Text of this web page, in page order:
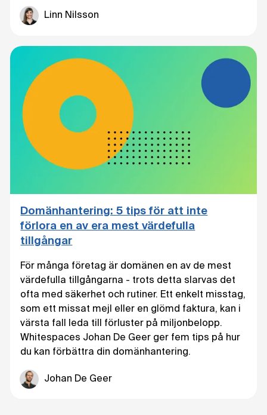
Linn Nilsson
Domänhantering: 5 tips för att inte
förlora en av era mest värdefulla
tillgångar
För många företag är domänen en av de mest
värdefulla tillgångarna - trots detta slarvas det
ofta med säkerhet och rutiner. Ett enkelt misstag,
som ett missat mejl eller en glömd faktura, kan i
värsta fall leda till förluster på miljonbelopp.
Whitespaces Johan De Geer ger fem tips på hur
du kan förbättra din domänhantering.
Johan De Geer